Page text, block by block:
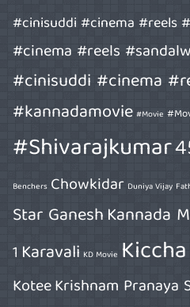
#cinisuddi #cinema #reels
#cinema #reels
#cinisuddi #cinema
#kannadamovie #Movie
#Shivarajkumar
Benchers Chowkidar Duniya Vijay
Star GaneshKannada
1 Karavali KD Movie
KoteeKrishnam Pranaya